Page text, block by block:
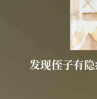
发现侄子有